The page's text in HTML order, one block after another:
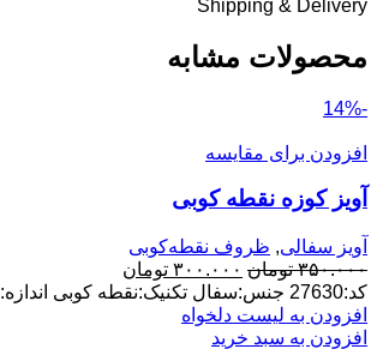
Shipping & Delivery
محصولات مشابه
-14%
افزودن برای مقایسه
آویز کوزه نقطه کوبی
آویز سفالی, ظروف نقطه‌کوبی
۳۵۰.۰۰۰ تومان قیمت
اصلی:
بود.
۳۰۰.۰۰۰ تومان
فعلی:
کد:27630 جنس:سفال تکنیک:نقطه کوبی اندازه:15*8"13*7"10*5 تعداددرکارتن:16سری پخش عمده ارسال ازلالجین
افزودن به لیست دلخواه
افزودن به سبد خرید